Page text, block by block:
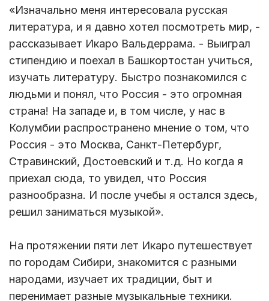
«Изначально меня интересовала русская
литература, и я давно хотел посмотреть мир, -
рассказывает Икаро Вальдеррама. - Выиграл
стипендию и поехал в Башкортостан учиться,
изучать литературу. Быстро познакомился с
людьми и понял, что Россия - это огромная
страна! На западе и, в том числе, у нас в
Колумбии распространено мнение о том, что
Россия - это Москва, Санкт-Петербург,
Стравинский, Достоевский и т.д. Но когда я
приехал сюда, то увидел, что Россия
разнообразна. И после учебы я остался здесь,
решил заниматься музыкой».
На протяжении пяти лет Икаро путешествует
по городам Сибири, знакомится с разными
народами, изучает их традиции, быт и
перенимает разные музыкальные техники.